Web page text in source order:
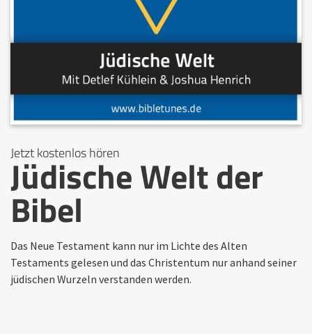
Jetzt kostenlos hören
Jüdische Welt der
Bibel
Das Neue Testament kann nur im Lichte des Alten
Testaments gelesen und das Christentum nur anhand seiner
jüdischen Wurzeln verstanden werden.